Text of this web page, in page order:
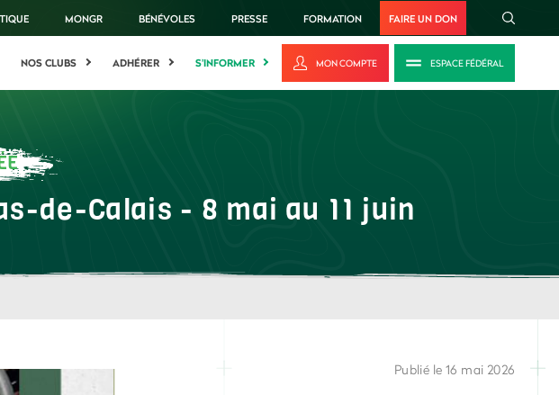
MONGR BÉNÉVOLES PRESSE FORMATION FAIRE UN DON
NOS CLUBS ADHÉRER S'INFORMER MON COMPTE ESPACE FÉDÉRAL
de-Calais - 8 mai au 11 juin
Publié le 16 mai 2026